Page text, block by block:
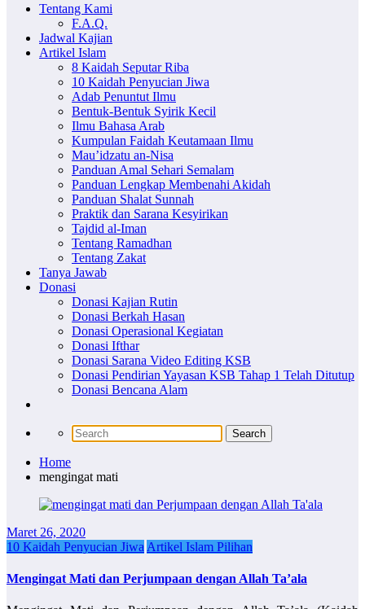
Tentang Kami
F.A.Q.
Jadwal Kajian
Artikel Islam
8 Kaidah Seputar Riba
10 Kaidah Penyucian Jiwa
Adab Penuntut Ilmu
Bentuk-Bentuk Syirik Kecil
Ilmu Bahasa Arab
Kumpulan Faidah Keutamaan Ilmu
Mau’idzatu an-Nisa
Panduan Amal Sehari Semalam
Panduan Lengkap Membenahi Akidah
Panduan Shalat Sunnah
Praktik dan Sarana Kesyirikan
Tajdid al-Iman
Tentang Ramadhan
Tentang Zakat
Tanya Jawab
Donasi
Donasi Kajian Rutin
Donasi Berkah Hasan
Donasi Operasional Kegiatan
Donasi Ifthar
Donasi Sarana Video Editing KSB
Donasi Pendirian Yayasan KSB Tahap 1 Telah Ditutup
Donasi Bencana Alam
Home
mengingat mati
Maret 26, 2020
10 Kaidah Penyucian Jiwa Artikel Islam Pilihan
Mengingat Mati dan Perjumpaan dengan Allah Ta’ala